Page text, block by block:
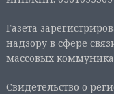
Газета
надзору в сфере
массовых
Свидетельство о